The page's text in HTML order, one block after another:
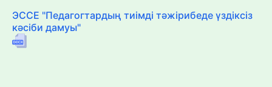
ЭССЕ "Педагогтардың тиімді тәжірибеде үздіксіз
кәсіби дамуы"